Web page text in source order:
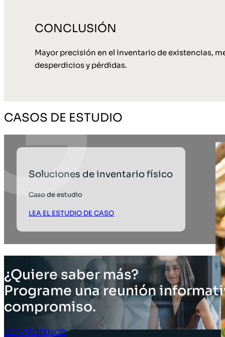
CONCLUSIÓN
Mayor precisión en el inventario de existencias,
desperdicios y pérdidas.
CASOS DE ESTUDIO
Soluciones de inventario físico
Caso de estudio
LEA EL ESTUDIO DE CASO
¿Quiere saber más?
Programe una reunión
compromiso.
CONTÁCTENOS